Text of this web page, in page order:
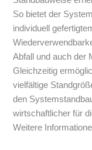
So bietet der
individuell
Abfall und auch der
Gleichzeitig
vielfältige
den
wirtschaftlicher für
Weitere